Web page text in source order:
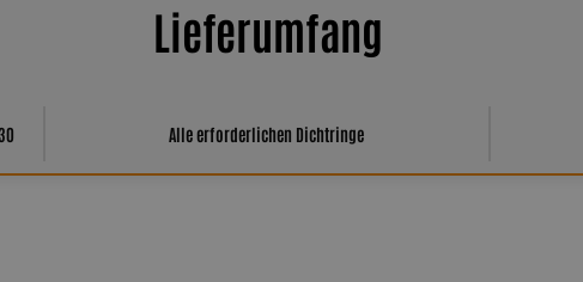
Lieferumfang
Alle erforderlichen Dichtringe